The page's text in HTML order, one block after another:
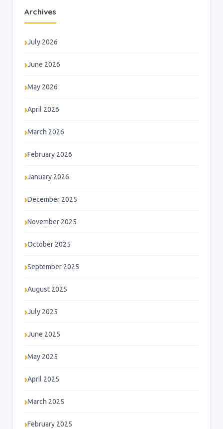
Archives
July 2026
June 2026
May 2026
April 2026
March 2026
February 2026
January 2026
December 2025
November 2025
October 2025
September 2025
August 2025
July 2025
June 2025
May 2025
April 2025
March 2025
February 2025